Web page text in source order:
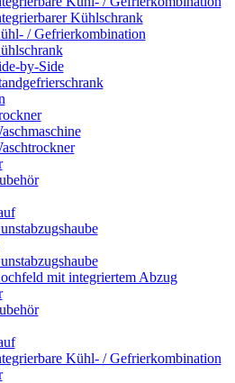
Kühlschrank
/ Gefrierkombination
by-Side
mit integriertem Abzug
Kühl- / Gefrierkombination